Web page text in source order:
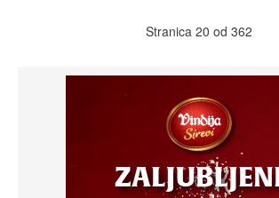
Stranica 20 od 362